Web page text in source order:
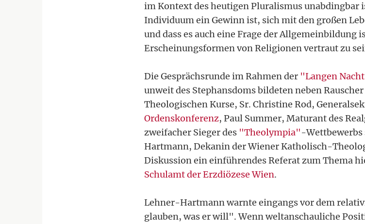
im Kontext des heutigen Pluralismus unabdingbar
Individuum ein Gewinn ist, sich mit den großen
und dass es auch eine Frage der Allgemeinbildung
Erscheinungsformen von Religionen vertraut zu
Die Gesprächsrunde im Rahmen der "Langen
unweit des Stephansdoms bildeten neben
Theologischen Kurse, Sr. Christine Rod,
Ordenskonferenz, Paul Summer, Maturant des
zweifacher Sieger des "Theolympia"-
Hartmann, Dekanin der Wiener Katholisch-
Diskussion ein einführendes Referat zum Thema
Schulamt der Erzdiözese Wien.
Lehner-Hartmann warnte eingangs vor dem
glauben, was er will". Wenn weltanschauliche